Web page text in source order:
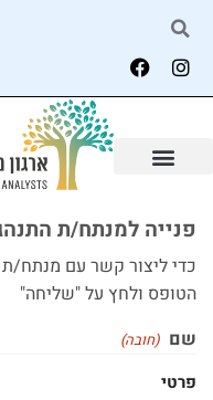
פנייה למנתח/ת
כדי ליצור קשר עם מנתח/
הטופס ולחץ על "שליחה"
שם (חובה)
פרטי